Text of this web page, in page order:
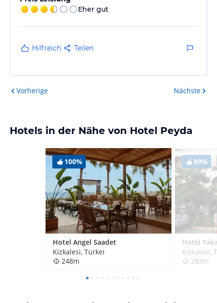
Eher gut
Hilfreich Teilen
Vorherige Nächste
Hotels in der Nähe von Hotel Peyda
100%
Hotel Angel Saadet
Kizkalesi, Türkei
248m
89%
Hotel
Kizkalesi,
283m